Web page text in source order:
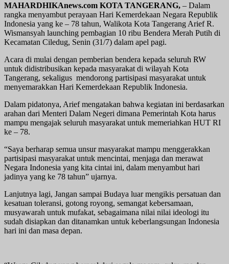
MAHARDHIKAnews.com KOTA TANGERANG, – Dalam
rangka menyambut perayaan Hari Kemerdekaan Negara Republik
Indonesia yang ke – 78 tahun, Walikota Kota Tangerang Arief R.
Wismansyah launching pembagian 10 ribu Bendera Merah Putih di
Kecamatan Ciledug, Senin (31/7) dalam apel pagi.
Acara di mulai dengan pemberian bendera kepada seluruh RW
untuk didistribusikan kepada masyarakat di wilayah Kota
Tangerang, sekaligus mendorong partisipasi masyarakat untuk
menyemarakkan Hari Kemerdekaan Republik Indonesia.
Dalam pidatonya, Arief mengatakan bahwa kegiatan ini berdasarkan
arahan dari Menteri Dalam Negeri dimana Pemerintah Kota harus
mampu mengajak seluruh masyarakat untuk memeriahkan HUT RI
ke – 78.
“Saya berharap semua unsur masyarakat mampu menggerakkan
partisipasi masyarakat untuk mencintai, menjaga dan merawat
Negara Indonesia yang kita cintai ini, dalam menyambut hari
jadinya yang ke 78 tahun” ujarnya.
Lanjutnya lagi, Jangan sampai Budaya luar mengikis persatuan dan
kesatuan toleransi, gotong royong, semangat kebersamaan,
musyawarah untuk mufakat, sebagaimana nilai nilai ideologi itu
sudah disiapkan dan ditanamkan untuk keberlangsungan Indonesia
hari ini dan masa depan.